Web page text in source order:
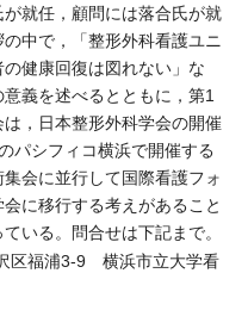
就任，顧問には落合氏が就
中で，「整形外科看護ユニ
健康回復は図れない」な
義を述べるとともに，第1
，日本整形外科学会の開催
パシフィコ横浜で開催する
会に並行して国際看護フォ
に移行する考えがあること
いる。問合せは下記まで。
区福浦3-9 横浜市立大学看